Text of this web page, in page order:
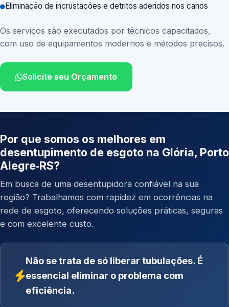
Eliminação de incrustações e detritos aderidos nos canos
Os serviços são executados por técnicos capacitados,
com uso de equipamentos modernos e métodos precisos.
Solicite seu Orçamento
Por que somos os melhores em
desentupimento de esgoto na Glória, Porto
Alegre‑RS?
Em busca de uma desentupidora confiável na sua
região? Trabalhamos com rapidez em ocorrências na
rede de esgoto, oferecendo soluções práticas, seguras
e com excelente custo.
Não se trata de só liberar tubulações. É
essencial eliminar o problema com
eficiência.